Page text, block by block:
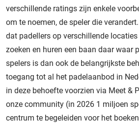
verschillende ratings zijn enkele
om te noemen, de speler die
dat padellers op verschillende
zoeken en huren een baan daar waar
spelers is dan ook de belangrijkste
toegang tot al het padelaanbod in
in deze behoefte voorzien via Meet &
onze community (in 2026 1 miljoen
centrum te begeleiden voor het